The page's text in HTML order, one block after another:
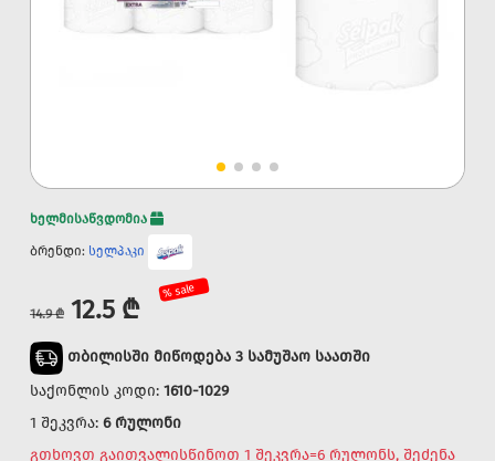
ხელმისაწვდომია
ბრენდი: სელპაკი
14.9 ₾ 12.5 ₾
% sale
თბილისში მიწოდება 3 სამუშაო საათში
საქონლის კოდი: 1610-1029
1 შეკვრა: 6 რულონი
გთხოვთ გაითვალისწინოთ 1 შეკვრა=6 რულონს, შეძენა